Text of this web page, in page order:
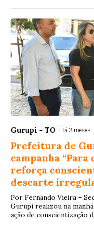
Gurupi - TO Há 3 meses
Prefeitura de
campanha “Para
reforça
descarte
Por Fernando Vieira –
Gurupi realizou na
ação de conscientização